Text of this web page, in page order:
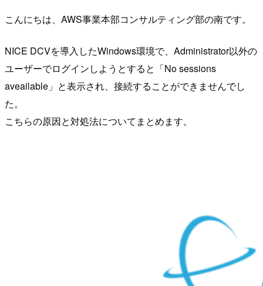
こんにちは、AWS事業本部コンサルティング部の南です。
NICE DCVを導入したWindows環境で、Administrator以外の
ユーザーでログインしようとすると「No sessions
aveailable」と表示され、接続することができませんでし
た。
こちらの原因と対処法についてまとめます。